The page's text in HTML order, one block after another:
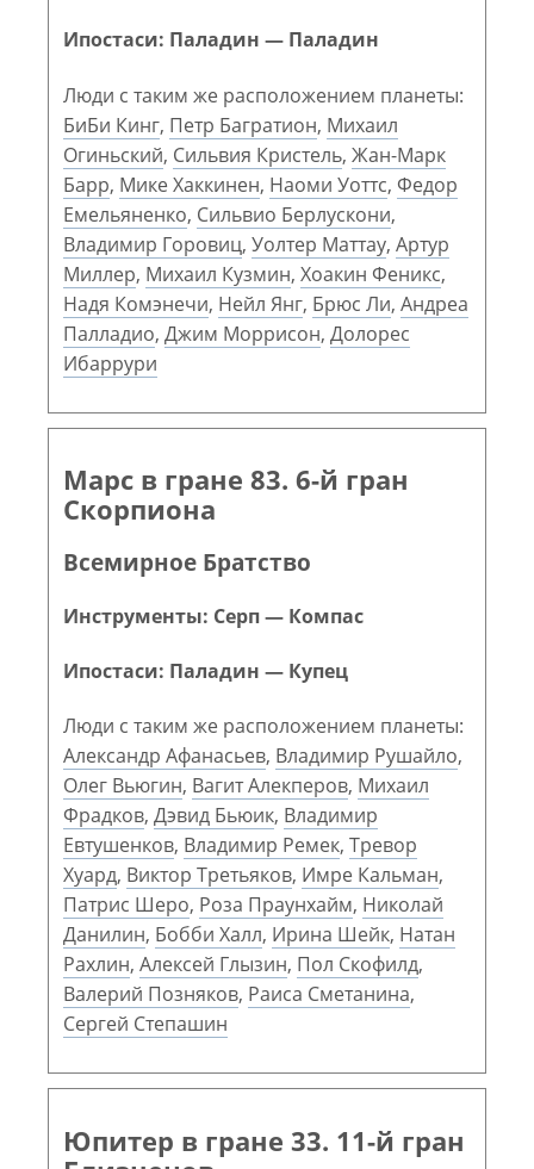
Ипостаси: Паладин — Паладин
Люди с таким же расположением планеты:
БиБи Кинг, Петр Багратион, Михаил
Огиньский, Сильвия Кристель, Жан-Марк
Барр, Мике Хаккинен, Наоми Уоттс, Федор
Емельяненко, Сильвио Берлускони,
Владимир Горовиц, Уолтер Маттау, Артур
Миллер, Михаил Кузмин, Хоакин Феникс,
Надя Комэнечи, Нейл Янг, Брюс Ли, Андреа
Палладио, Джим Моррисон, Долорес
Ибаррури
Марс в гране 83. 6-й гран
Скорпиона
Всемирное Братство
Инструменты: Серп — Компас
Ипостаси: Паладин — Купец
Люди с таким же расположением планеты:
Александр Афанасьев, Владимир Рушайло,
Олег Вьюгин, Вагит Алекперов, Михаил
Фрадков, Дэвид Бьюик, Владимир
Евтушенков, Владимир Ремек, Тревор
Хуард, Виктор Третьяков, Имре Кальман,
Патрис Шеро, Роза Праунхайм, Николай
Данилин, Бобби Халл, Ирина Шейк, Натан
Рахлин, Алексей Глызин, Пол Скофилд,
Валерий Позняков, Раиса Сметанина,
Сергей Степашин
Юпитер в гране 33. 11-й гран